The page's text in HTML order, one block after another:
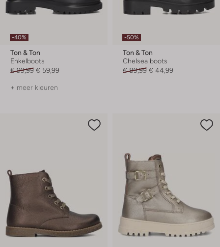
-40%
Ton & Ton
Enkelboots
€ 99,99 € 59,99
+ meer kleuren
-50%
Ton & Ton
Chelsea boots
€ 89,99 € 44,99